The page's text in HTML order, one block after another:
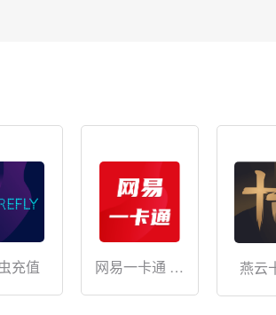
充值
网易一卡通 储
燕云